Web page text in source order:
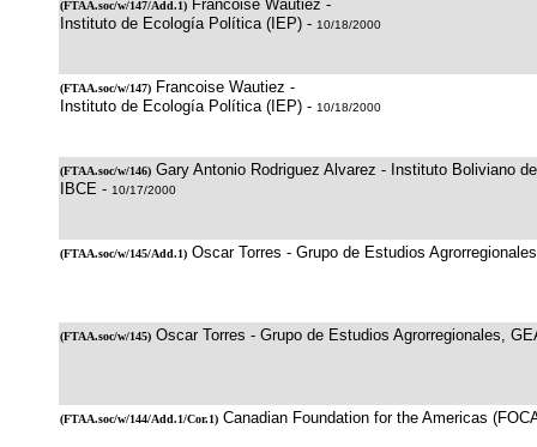
(FTAA.soc/w/147/Add.1) Francoise Wautiez -
Instituto de Ecología Política (IEP) - 10/18/2000
(FTAA.soc/w/147) Francoise Wautiez -
Instituto de Ecología Política (IEP) - 10/18/2000
(FTAA.soc/w/146) Gary Antonio Rodriguez Alvarez - Instituto Boliviano
IBCE - 10/17/2000
(FTAA.soc/w/145/Add.1) Oscar Torres - Grupo de Estudios
(FTAA.soc/w/145) Oscar Torres - Grupo de Estudios Agrorregionales,
(FTAA.soc/w/144/Add.1/Cor.1) Canadian Foundation for the Americas